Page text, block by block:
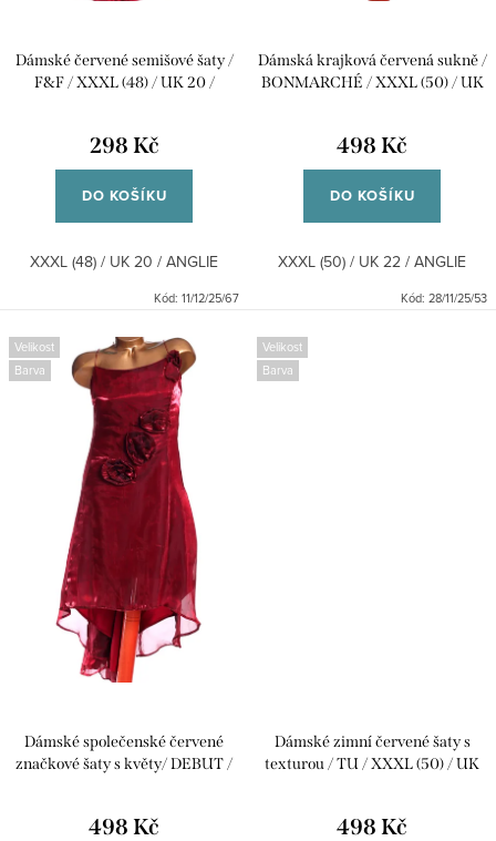
Dámské červené semišové šaty /
F&F / XXXL (48) / UK 20 /
298 Kč
DO KOŠÍKU
XXXL (48) / UK 20 / ANGLIE
Kód: 11/12/25/67
Dámská krajková červená sukně /
BONMARCHÉ / XXXL (50) / UK
498 Kč
DO KOŠÍKU
XXXL (50) / UK 22 / ANGLIE
Kód: 28/11/25/53
Velikost
Barva
Dámské společenské červené
značkové šaty s květy/ DEBUT /
498 Kč
Velikost
Barva
Dámské zimní červené šaty s
texturou / TU / XXXL (50) / UK
498 Kč